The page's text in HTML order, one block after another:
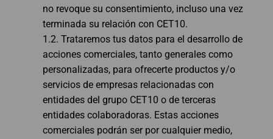
no revoque su consentimiento, incluso una vez
terminada su relación con CET10.
1.2. Trataremos tus datos para el desarrollo de
acciones comerciales, tanto generales como
personalizadas, para ofrecerte productos y/o
servicios de empresas relacionadas con
entidades del grupo CET10 o de terceras
entidades colaboradoras. Estas acciones
comerciales podrán ser por cualquier medio,